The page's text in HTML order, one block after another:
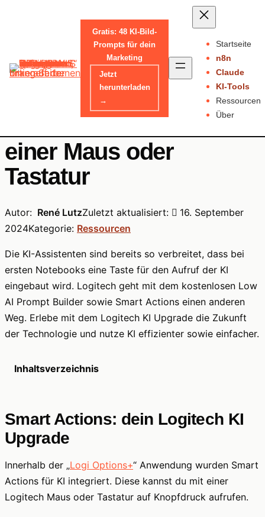
to
Gratis: 48 KI-Bild-
Prompts für dein
Marketing
Jetzt
herunterladen
→
Startseite
n8n
Claude
KI-Tools
Ressourcen
Über
Home-Ressourcen
Logitech KI Upgrade:
Kostenlos für Besitzer
einer Maus oder
Tastatur
Autor: René LutzZuletzt aktualisiert:
16. September
2024Kategorie: Ressourcen
Die KI-Assistenten sind bereits so verbreitet, dass bei
ersten Notebooks eine Taste für den Aufruf der KI
eingebaut wird. Logitech geht mit dem kostenlosen Low
AI Prompt Builder sowie Smart Actions einen anderen
Weg. Erlebe mit dem Logitech KI Upgrade die Zukunft
der Technologie und nutze KI effizienter sowie einfacher.
Inhaltsverzeichnis
Smart Actions: dein Logitech KI
Upgrade
Innerhalb der „Logi Options+“ Anwendung wurden Smart
Actions für KI integriert. Diese kannst du mit einer
Logitech Maus oder Tastatur auf Knopfdruck aufrufen.